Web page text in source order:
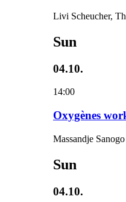
Livi Scheucher,
Sun
04.10.
14:00
Oxygènes
Massandje
Sun
04.10.